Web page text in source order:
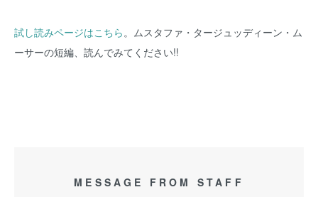
試し読みページはこちら。ムスタファ・タージュッディーン・ム
ーサーの短編、読んでみてください!!
MESSAGE FROM STAFF